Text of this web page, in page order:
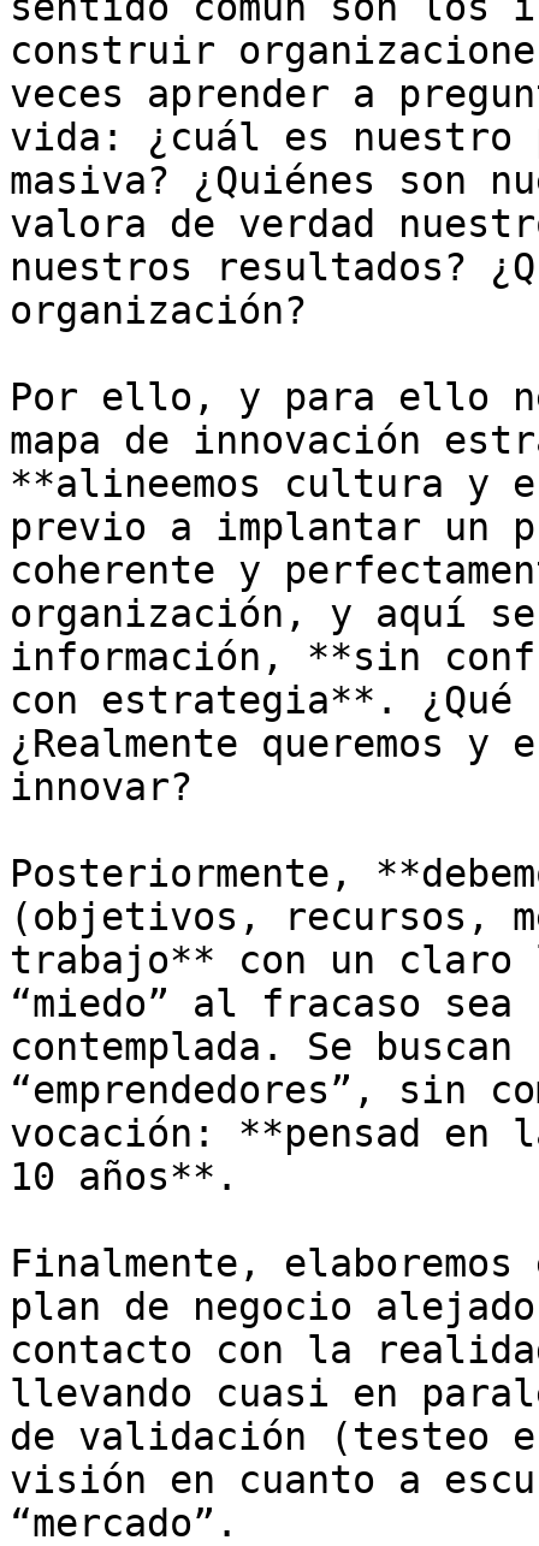
construir
veces aprender a
vida: ¿cuál es nuestro
masiva? ¿Quiénes son
valora de verdad
nuestros resultados?
organización?
Por ello, y para ello
mapa de innovación
**alineemos cultura y
previo a implantar un
coherente y
organización, y aquí
información, **sin
con estrategia**. ¿Qué
¿Realmente queremos y
innovar?
Posteriormente,
(objetivos, recursos,
trabajo** con un claro
“miedo” al fracaso
contemplada. Se
“emprendedores”, sin
vocación: **pensad en
10 años**.
Finalmente,
plan de negocio
contacto con la
llevando cuasi en
de validación (testeo
visión en cuanto a
“mercado”.